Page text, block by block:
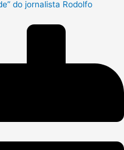
do jornalista Rodolfo